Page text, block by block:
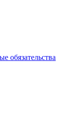
обязательства